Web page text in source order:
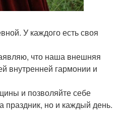
У каждого есть своя
что наша внешняя
внутренней гармонии и
и позволяйте себе
праздник, но и каждый день.